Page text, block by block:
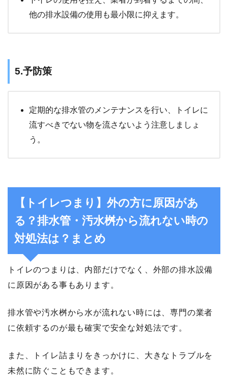
他の排水設備の使用も最小限に抑えます。
5.予防策
定期的な排水管のメンテナンスを行い、トイレに
流すべきでない物を流さないよう注意しましょ
う。
【トイレつまり】外の方に原因があ
る？排水管・汚水桝から流れない時の
対処法は？まとめ
トイレのつまりは、内部だけでなく、外部の排水設備
に原因がある事もあります。
排水管や汚水桝から水が流れない時には、専門の業者
に依頼するのが最も確実で安全な対処法です。
また、トイレ詰まりをきっかけに、大きなトラブルを
未然に防ぐこともできます。